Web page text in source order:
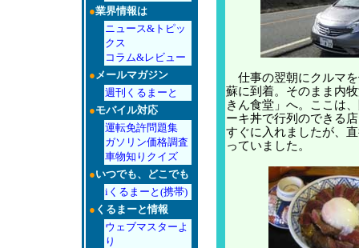
●業界情報は
ニュース&トピッ
クス
コラム&レビュー
●メールマガジン
週刊くるまーと
●モバイル対応
運転免許問題集
ガソリン価格調査
車物知りクイズ
●いつでも、どこでも
iくるまーと(携帯)
● くるまーと情報
ウェブマスターよ
り
仕事の翌朝にクルマ
蘇に到着。そのまま内
きん食堂」へ。ここは
ーキ丼で行列のできる
すぐに入れましたが、
っていました。